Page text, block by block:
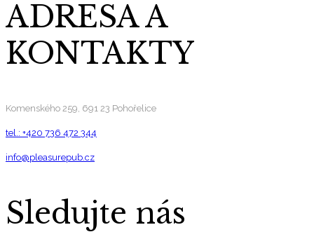
ADRESA A
KONTAKTY
Komenského 259, 691 23 Pohořelice
tel.: +420 736 472 344
info@pleasurepub.cz
Sledujte nás